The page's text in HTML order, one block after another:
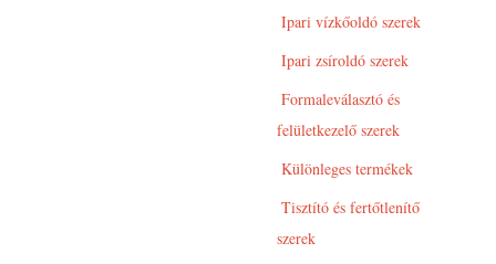
Ipari vízkőoldó szerek
Ipari zsíroldó szerek
Formaleválasztó és
felületkezelő szerek
Különleges termékek
Tisztító és fertőtlenítő
szerek